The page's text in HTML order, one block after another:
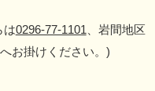
は0296-77-1101 、岩間地区
へお掛けください。)